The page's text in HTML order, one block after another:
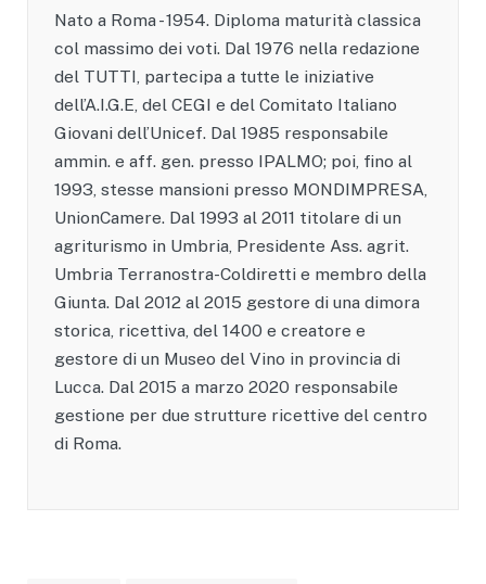
Nato a Roma - 1954. Diploma maturità classica
col massimo dei voti. Dal 1976 nella redazione
del TUTTI, partecipa a tutte le iniziative
dell’A.I.G.E, del CEGI e del Comitato Italiano
Giovani dell’Unicef. Dal 1985 responsabile
ammin. e aff. gen. presso IPALMO; poi, fino al
1993, stesse mansioni presso MONDIMPRESA,
UnionCamere. Dal 1993 al 2011 titolare di un
agriturismo in Umbria, Presidente Ass. agrit.
Umbria Terranostra-Coldiretti e membro della
Giunta. Dal 2012 al 2015 gestore di una dimora
storica, ricettiva, del 1400 e creatore e
gestore di un Museo del Vino in provincia di
Lucca. Dal 2015 a marzo 2020 responsabile
gestione per due strutture ricettive del centro
di Roma.